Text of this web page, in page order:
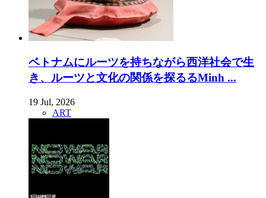
ベトナムにルーツを持ちながら西洋社会で生
き、ルーツと文化の関係を探るるMinh ...
19 Jul, 2026
ART